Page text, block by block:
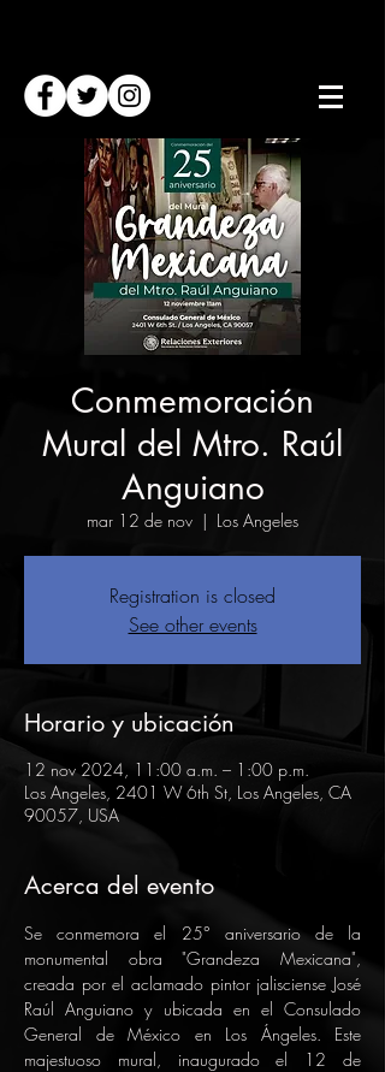
Conmemoración
Mural del Mtro. Raúl
Anguiano
mar 12 de nov
  |
Los Angeles
Registration is closed
See other events
Horario y ubicación
12 nov 2024, 11:00 a.m. – 1:00 p.m.
Los Angeles, 2401 W 6th St, Los Angeles, CA
90057, USA
Acerca del evento
Se conmemora el 25° aniversario de la
monumental obra "Grandeza Mexicana",
creada por el aclamado pintor jalisciense José
Raúl Anguiano y ubicada en el Consulado
General de México en Los Ángeles. Este
majestuoso mural, inaugurado el 12 de